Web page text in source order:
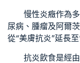
慢性炎癥作為
尿病、腫瘤及阿爾
從“美膚抗炎”延長至
抗炎飲食是經